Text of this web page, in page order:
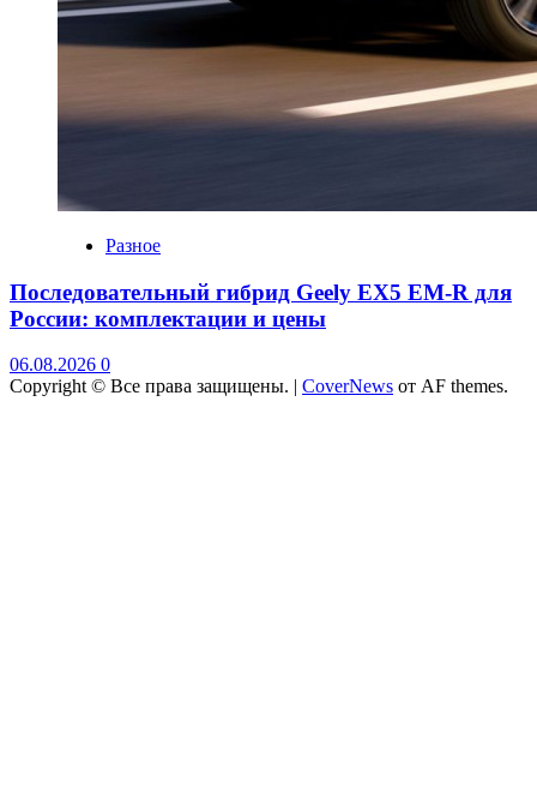
Разное
Последовательный гибрид Geely EX5 EM-R для
России: комплектации и цены
06.08.2026 0
Copyright © Все права защищены. | CoverNews от AF themes.